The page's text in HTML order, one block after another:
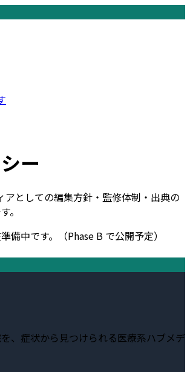
ー
アとしての編集方針・監修体制・出典の
。
備中です。
（Phase B で公開予定）
、症状から見つけられる医療系ハブメデ